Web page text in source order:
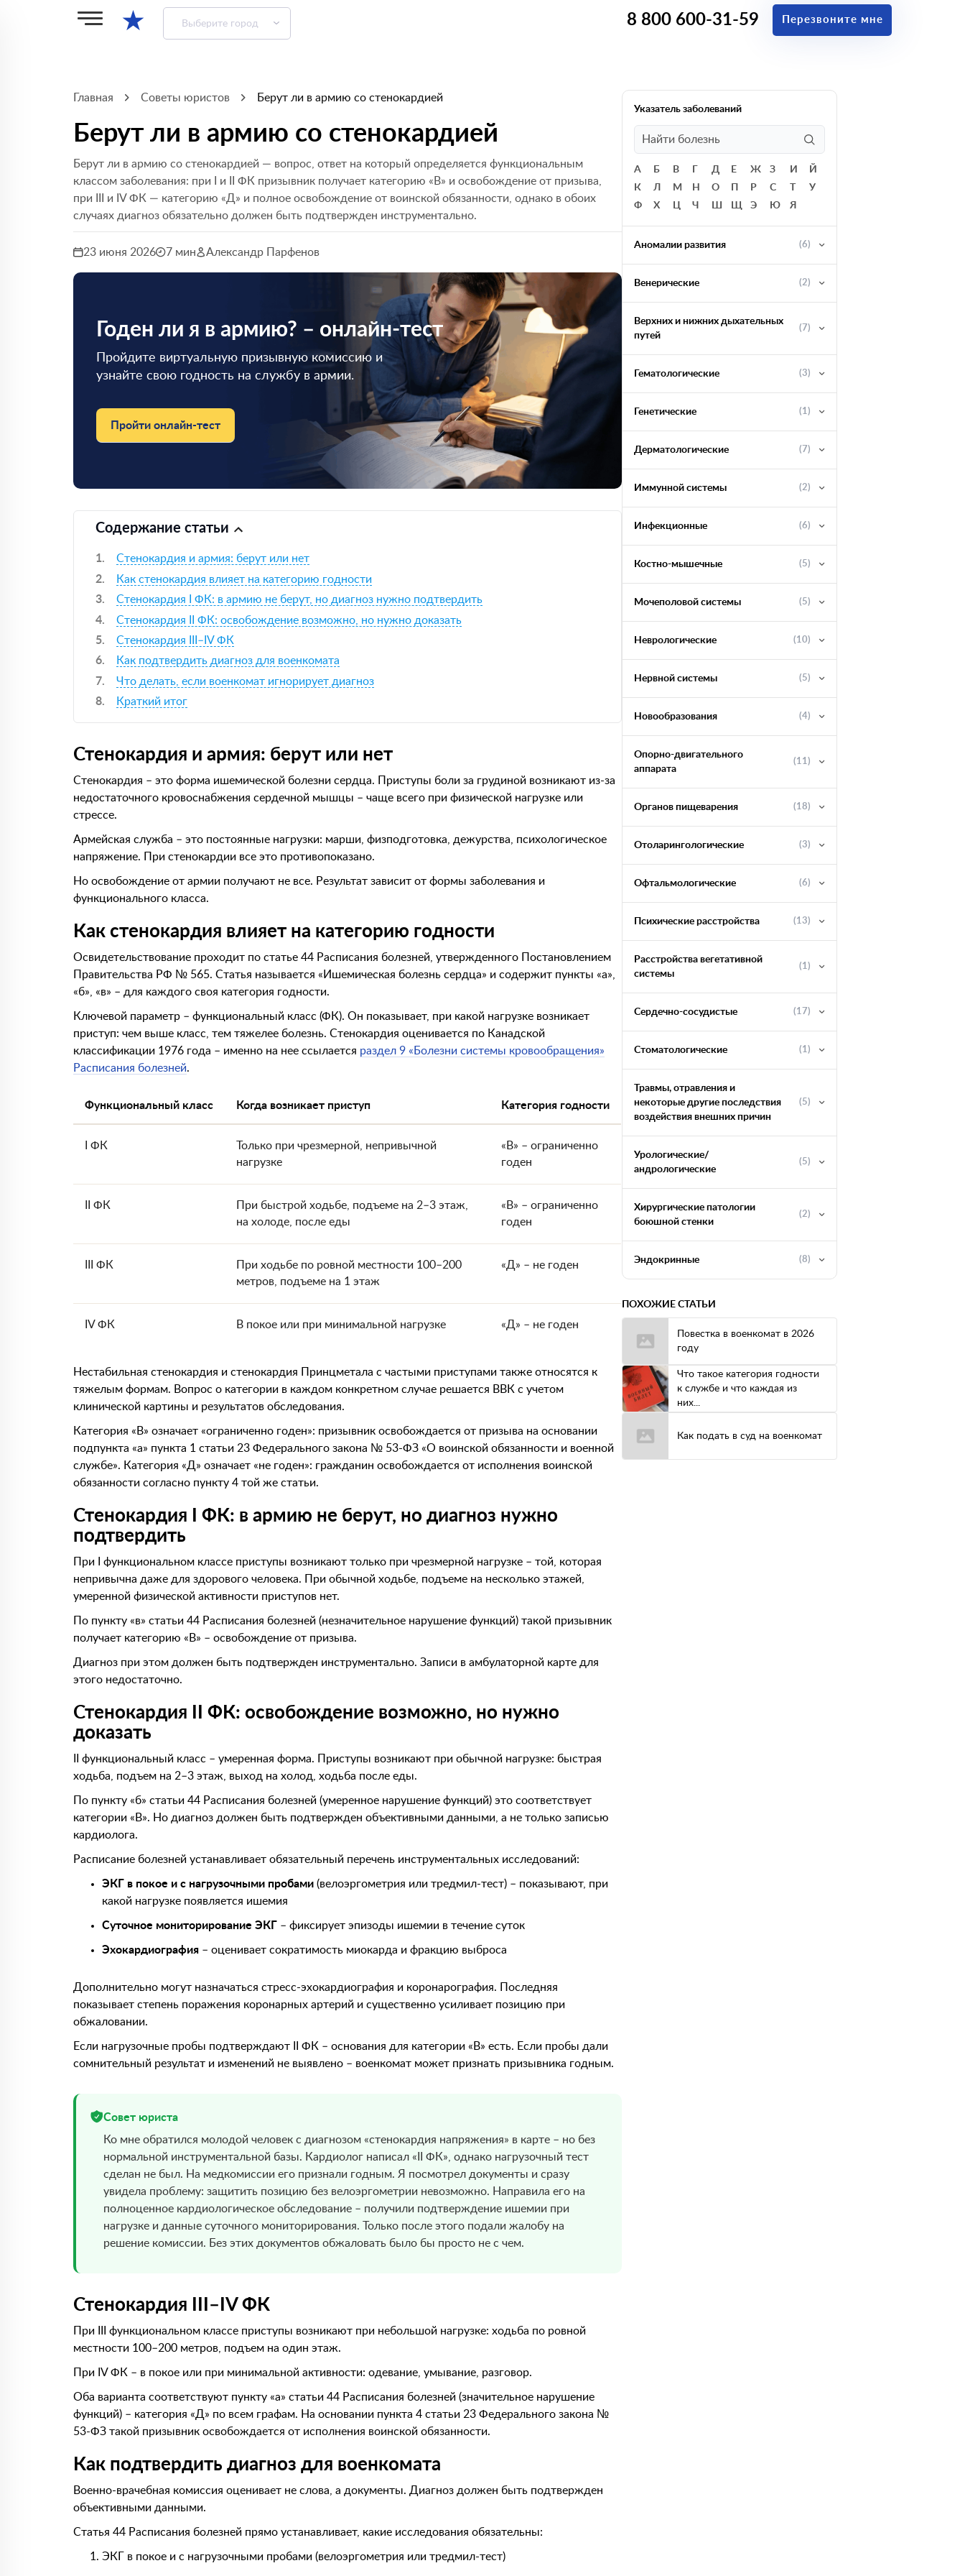
★ Выберите город 8 800 600-31-59 Перезвоните мне
Главная Советы юристов Берут ли в армию со стенокардией
Берут ли в армию со стенокардией
Берут ли в армию со стенокардией — вопрос, ответ на который определяется функциональным
классом заболевания: при I и II ФК призывник получает категорию «В» и освобождение от призыва,
при III и IV ФК — категорию «Д» и полное освобождение от воинской обязанности, однако в обоих
случаях диагноз обязательно должен быть подтвержден инструментально.
23 июня 2026 7 мин Александр Парфенов
Годен ли я в армию? – онлайн-тест
Пройдите виртуальную призывную комиссию и
узнайте свою годность на службу в армии.
Пройти онлайн-тест
Содержание статьи
Стенокардия и армия: берут или нет
Как стенокардия влияет на категорию годности
Стенокардия I ФК: в армию не берут, но диагноз нужно подтвердить
Стенокардия II ФК: освобождение возможно, но нужно доказать
Стенокардия III–IV ФК
Как подтвердить диагноз для военкомата
Что делать, если военкомат игнорирует диагноз
Краткий итог
Стенокардия и армия: берут или нет
Стенокардия – это форма ишемической болезни сердца. Приступы боли за грудиной возникают из-за
недостаточного кровоснабжения сердечной мышцы – чаще всего при физической нагрузке или
стрессе.
Армейская служба – это постоянные нагрузки: марши, физподготовка, дежурства, психологическое
напряжение. При стенокардии все это противопоказано.
Но освобождение от армии получают не все. Результат зависит от формы заболевания и
функционального класса.
Как стенокардия влияет на категорию годности
Освидетельствование проходит по статье 44 Расписания болезней, утвержденного Постановлением
Правительства РФ № 565. Статья называется «Ишемическая болезнь сердца» и содержит пункты «а»,
«б», «в» – для каждого своя категория годности.
Ключевой параметр – функциональный класс (ФК). Он показывает, при какой нагрузке возникает
приступ: чем выше класс, тем тяжелее болезнь. Стенокардия оценивается по Канадской
классификации 1976 года – именно на нее ссылается раздел 9 «Болезни системы кровообращения»
Расписания болезней.
Функциональный класс Когда возникает приступ Категория годности
I ФК
Только при чрезмерной, непривычной
нагрузке
«В» – ограниченно
годен
II ФК
При быстрой ходьбе, подъеме на 2–3 этаж,
на холоде, после еды
«В» – ограниченно
годен
III ФК
При ходьбе по ровной местности 100–200
метров, подъеме на 1 этаж
«Д» – не годен
IV ФК В покое или при минимальной нагрузке «Д» – не годен
Нестабильная стенокардия и стенокардия Принцметала с частыми приступами также относятся к
тяжелым формам. Вопрос о категории в каждом конкретном случае решается ВВК с учетом
клинической картины и результатов обследования.
Категория «В» означает «ограниченно годен»: призывник освобождается от призыва на основании
подпункта «а» пункта 1 статьи 23 Федерального закона № 53-ФЗ «О воинской обязанности и военной
службе». Категория «Д» означает «не годен»: гражданин освобождается от исполнения воинской
обязанности согласно пункту 4 той же статьи.
Стенокардия I ФК: в армию не берут, но диагноз нужно
подтвердить
При I функциональном классе приступы возникают только при чрезмерной нагрузке – той, которая
непривычна даже для здорового человека. При обычной ходьбе, подъеме на несколько этажей,
умеренной физической активности приступов нет.
По пункту «в» статьи 44 Расписания болезней (незначительное нарушение функций) такой призывник
получает категорию «В» – освобождение от призыва.
Диагноз при этом должен быть подтвержден инструментально. Записи в амбулаторной карте для
этого недостаточно.
Стенокардия II ФК: освобождение возможно, но нужно
доказать
II функциональный класс – умеренная форма. Приступы возникают при обычной нагрузке: быстрая
ходьба, подъем на 2–3 этаж, выход на холод, ходьба после еды.
По пункту «б» статьи 44 Расписания болезней (умеренное нарушение функций) это соответствует
категории «В». Но диагноз должен быть подтвержден объективными данными, а не только записью
кардиолога.
Расписание болезней устанавливает обязательный перечень инструментальных исследований:
ЭКГ в покое и с нагрузочными пробами (велоэргометрия или тредмил-тест) – показывают, при
какой нагрузке появляется ишемия
Суточное мониторирование ЭКГ – фиксирует эпизоды ишемии в течение суток
Эхокардиография – оценивает сократимость миокарда и фракцию выброса
Дополнительно могут назначаться стресс-эхокардиография и коронарография. Последняя
показывает степень поражения коронарных артерий и существенно усиливает позицию при
обжаловании.
Если нагрузочные пробы подтверждают II ФК – основания для категории «В» есть. Если пробы дали
сомнительный результат и изменений не выявлено – военкомат может признать призывника годным.
Совет юриста
Ко мне обратился молодой человек с диагнозом «стенокардия напряжения» в карте – но без
нормальной инструментальной базы. Кардиолог написал «II ФК», однако нагрузочный тест
сделан не был. На медкомиссии его признали годным. Я посмотрел документы и сразу
увидела проблему: защитить позицию без велоэргометрии невозможно. Направила его на
полноценное кардиологическое обследование – получили подтверждение ишемии при
нагрузке и данные суточного мониторирования. Только после этого подали жалобу на
решение комиссии. Без этих документов обжаловать было бы просто не с чем.
Стенокардия III–IV ФК
При III функциональном классе приступы возникают при небольшой нагрузке: ходьба по ровной
местности 100–200 метров, подъем на один этаж.
При IV ФК – в покое или при минимальной активности: одевание, умывание, разговор.
Оба варианта соответствуют пункту «а» статьи 44 Расписания болезней (значительное нарушение
функций) – категория «Д» по всем графам. На основании пункта 4 статьи 23 Федерального закона №
53-ФЗ такой призывник освобождается от исполнения воинской обязанности.
Как подтвердить диагноз для военкомата
Военно-врачебная комиссия оценивает не слова, а документы. Диагноз должен быть подтвержден
объективными данными.
Статья 44 Расписания болезней прямо устанавливает, какие исследования обязательны:
ЭКГ в покое и с нагрузочными пробами (велоэргометрия или тредмил-тест)
Указатель заболеваний
А Б В Д Е Ж З И
Й
К
Л М Н О Р С
У
Ф
Х Ц Ч Ш Щ Э Ю Я
Аномалии развития (6)
Венерические (2)
Верхних и нижних дыхательных
путей
(7)
Гематологические (3)
Генетические (1)
Дерматологические (7)
Иммунной системы (2)
Инфекционные (6)
Костно-мышечные (5)
Мочеполовой системы (5)
Неврологические (10)
Нервной системы (5)
Новообразования (4)
Опорно-двигательного
аппарата
(11)
Органов пищеварения (18)
Отоларингологические (3)
Офтальмологические (6)
Психические расстройства (13)
Расстройства вегетативной
системы
(1)
Сердечно-сосудистые (17)
Стоматологические (1)
Травмы, отравления и
некоторые другие последствия
воздействия внешних причин
(5)
Урологические/
андрологические
(5)
Хирургические патологии
боюшной стенки
(2)
Эндокринные (8)
ПОХОЖИЕ СТАТЬИ
Повестка в военкомат в 2026
году
Что такое категория годности
к службе и что каждая из
них...
Как подать в суд на военкомат